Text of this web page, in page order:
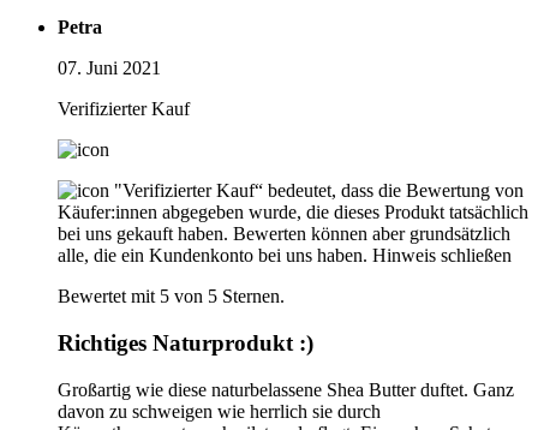
Petra
07. Juni 2021
Verifizierter Kauf
"Verifizierter Kauf“ bedeutet, dass die Bewertung von
Käufer:innen abgegeben wurde, die dieses Produkt tatsächlich
bei uns gekauft haben. Bewerten können aber grundsätzlich
alle, die ein Kundenkonto bei uns haben. Hinweis schließen
Bewertet mit 5 von 5 Sternen.
Richtiges Naturprodukt :)
Großartig wie diese naturbelassene Shea Butter duftet. Ganz
davon zu schweigen wie herrlich sie durch